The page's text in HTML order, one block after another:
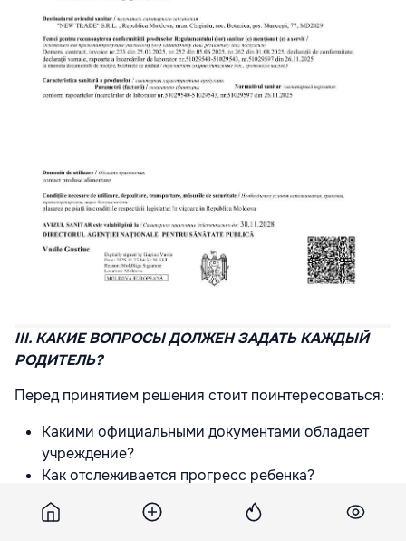
III. КАКИЕ ВОПРОСЫ ДОЛЖЕН ЗАДАТЬ КАЖДЫЙ
РОДИТЕЛЬ?
Перед принятием решения стоит поинтересоваться:
Какими официальными документами обладает
учреждение?
Как отслеживается прогресс ребенка?
Какие меры безопасности действуют в